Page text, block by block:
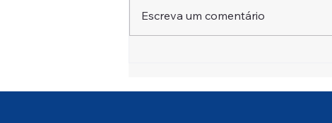
início do ano letivo 2026–
Escreva um comentário